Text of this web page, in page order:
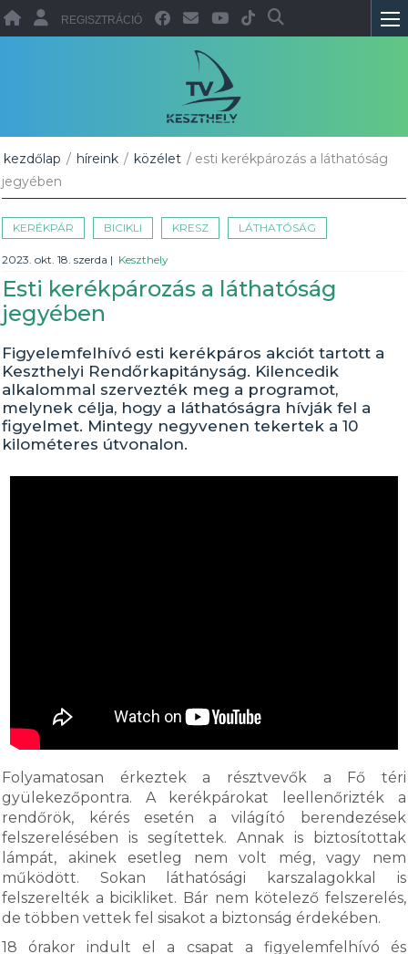
REGISZTRÁCIÓ
kezdőlap / híreink / közélet / esti kerékpározás a láthatóság
jegyében
KERÉKPÁR BICIKLI KRESZ LÁTHATÓSÁG
2023. okt. 18. szerda | Keszthely
Esti kerékpározás a láthatóság
jegyében
Figyelemfelhívó esti kerékpáros akciót tartott a
Keszthelyi Rendőrkapitányság. Kilencedik
alkalommal szervezték meg a programot,
melynek célja, hogy a láthatóságra hívják fel a
figyelmet. Mintegy negyvenen tekertek a 10
kilométeres útvonalon.
Folyamatosan érkeztek a résztvevők a Fő téri
gyülekezőpontra. A kerékpárokat leellenőrizték a
rendőrök, kérés esetén a világító berendezések
felszerelésében is segítettek. Annak is biztosítottak
lámpát, akinek esetleg nem volt még, vagy nem
működött. Sokan láthatósági karszalagokkal is
felszerelték a bicikliket. Bár nem kötelező felszerelés,
de többen vettek fel sisakot a biztonság érdekében.
18 órakor indult el a csapat a figyelemfelhívó és